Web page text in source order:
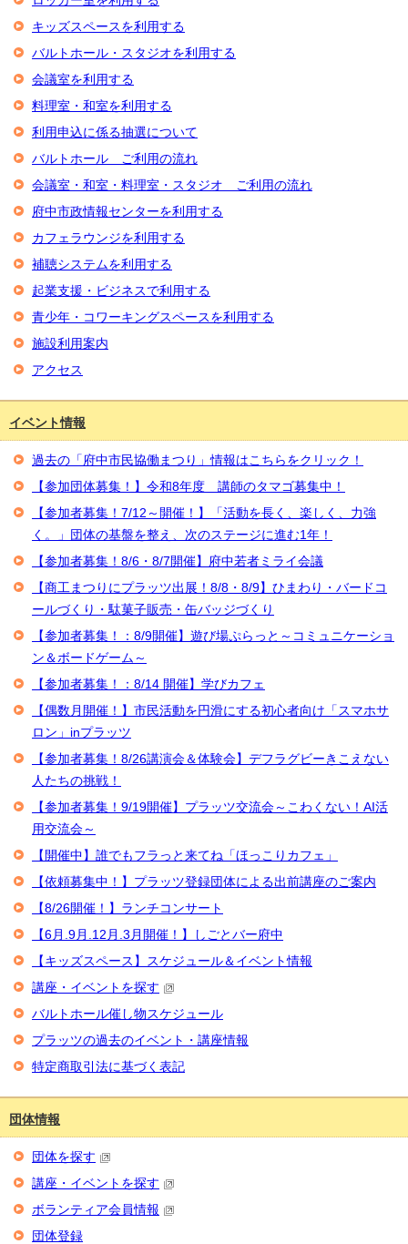
キッズスペースを利用する
バルトホール・スタジオを利用する
会議室を利用する
料理室・和室を利用する
利用申込に係る抽選について
バルトホール ご利用の流れ
会議室・和室・料理室・スタジオ ご利用の流れ
府中市政情報センターを利用する
カフェラウンジを利用する
補聴システムを利用する
起業支援・ビジネスで利用する
青少年・コワーキングスペースを利用する
施設利用案内
アクセス
イベント情報
過去の「府中市民協働まつり」情報はこちらをクリック！
【参加団体募集！】令和8年度 講師のタマゴ募集中！
【参加者募集！7/12～開催！】「活動を長く、楽しく、力強
く。」団体の基盤を整え、次のステージに進む1年！
【参加者募集！8/6・8/7開催】府中若者ミライ会議
【商工まつりにプラッツ出展！8/8・8/9】ひまわり・バードコ
ールづくり・駄菓子販売・缶バッジづくり
【参加者募集！：8/9開催】遊び場ぷらっと～コミュニケーショ
ン＆ボードゲーム～
【参加者募集！：8/14 開催】学びカフェ
【偶数月開催！】市民活動を円滑にする初心者向け「スマホサ
ロン」inプラッツ
【参加者募集！8/26講演会＆体験会】デフラグビーきこえない
人たちの挑戦！
【参加者募集！9/19開催】プラッツ交流会～こわくない！AI活
用交流会～
【開催中】誰でもフラっと来てね「ほっこりカフェ」
【依頼募集中！】プラッツ登録団体による出前講座のご案内
【8/26開催！】ランチコンサート
【6月.9月.12月.3月開催！】しごとバー府中
【キッズスペース】スケジュール＆イベント情報
講座・イベントを探す
バルトホール催し物スケジュール
プラッツの過去のイベント・講座情報
特定商取引法に基づく表記
団体情報
団体を探す
講座・イベントを探す
ボランティア会員情報
団体登録